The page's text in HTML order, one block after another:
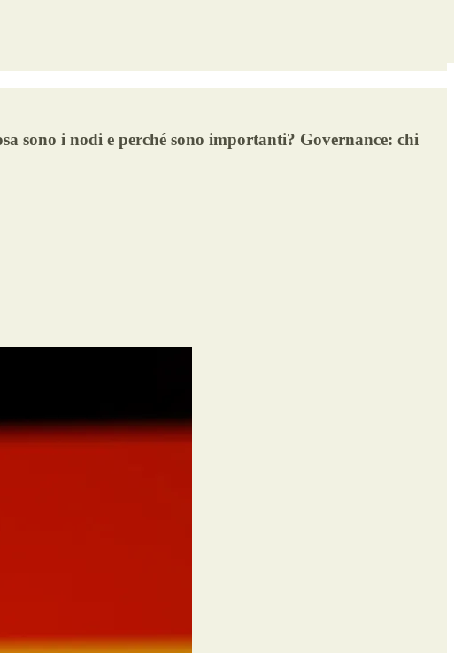
sono i nodi e perché sono importanti? Governance: chi